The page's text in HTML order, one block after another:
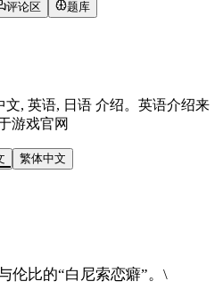
评论区 题库
文, 英语, 日语 介绍。英语介绍来
游戏官网
繁体中文
伦比的“白尼索恋癖”。\